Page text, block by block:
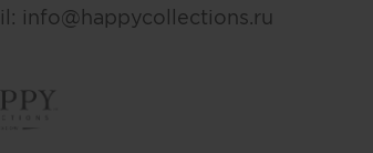
info@happycollections.ru